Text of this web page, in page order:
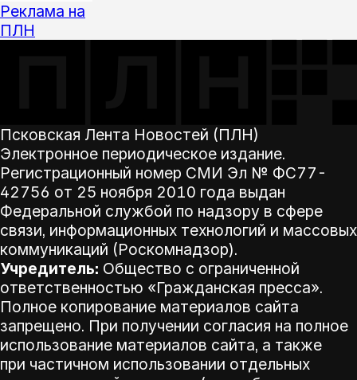
Реклама на
ПЛН
Псковская Лента Новостей (ПЛН)
Электронное периодическое издание.
Регистрационный номер СМИ Эл № ФС77-
42756 от 25 ноября 2010 года выдан
Федеральной службой по надзору в сфере
связи, информационных технологий и массовых
коммуникаций (Роскомнадзор).
Учредитель: Общество с ограниченной
ответственностью «Гражданская пресса».
Полное копирование материалов сайта
запрещено. При получении согласия на полное
использование материалов сайта, а также
при частичном использовании отдельных